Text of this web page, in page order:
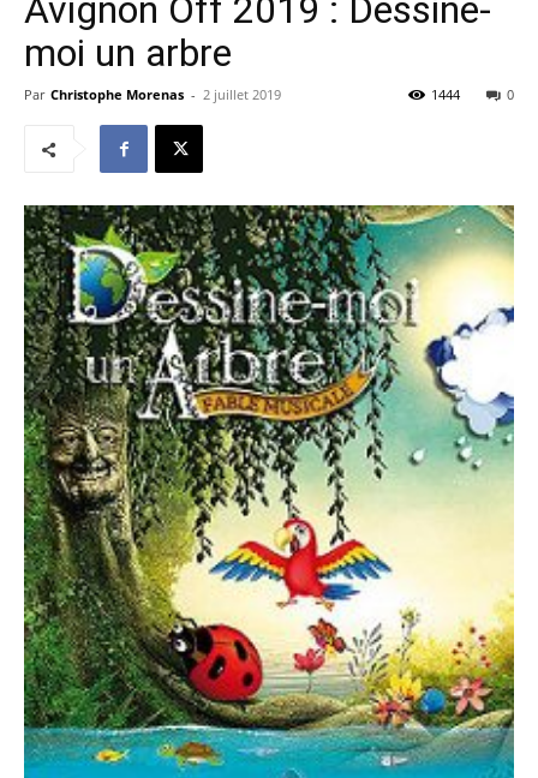
Avignon Off 2019 : Dessine-
moi un arbre
Par Christophe Morenas - 2 juillet 2019 0
1444